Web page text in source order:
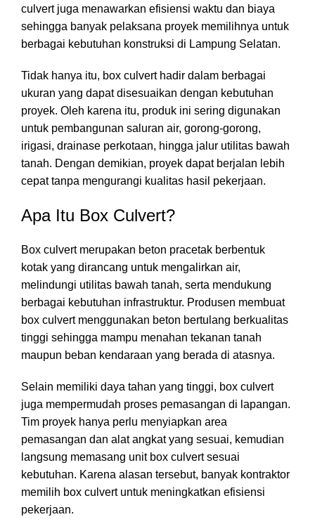
culvertjuga menawarkan efisiensi waktu dan biaya
sehingga banyak pelaksana proyek memilihnya untuk
berbagai kebutuhan konstruksi di Lampung Selatan.
Tidak hanya itu, box culvert hadir dalam berbagai
ukuran yang dapat disesuaikan dengan kebutuhan
proyek. Oleh karena itu, produk ini sering digunakan
untuk pembangunan saluran air, gorong-gorong,
irigasi, drainase perkotaan, hingga jalur utilitas bawah
tanah. Dengan demikian, proyek dapat berjalan lebih
cepat tanpa mengurangi kualitas hasil pekerjaan.
Apa Itu Box Culvert?
Box culvert merupakan beton pracetak berbentuk
kotak yang dirancang untuk mengalirkan air,
melindungi utilitas bawah tanah, serta mendukung
berbagai kebutuhan infrastruktur. Produsen membuat
box culvert menggunakan beton bertulang berkualitas
tinggi sehingga mampu menahan tekanan tanah
maupun beban kendaraan yang berada di atasnya.
Selain memiliki daya tahan yang tinggi, box culvert
juga mempermudah proses pemasangan di lapangan.
Tim proyek hanya perlu menyiapkan area
pemasangan dan alat angkat yang sesuai, kemudian
langsung memasang unit box culvert sesuai
kebutuhan. Karena alasan tersebut, banyak kontraktor
memilih box culvert untuk meningkatkan efisiensi
pekerjaan.